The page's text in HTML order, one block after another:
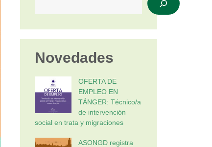
Novedades
OFERTA DE
EMPLEO EN
TÁNGER: Técnico/a
de intervención
social en trata y migraciones
ASONGD registra